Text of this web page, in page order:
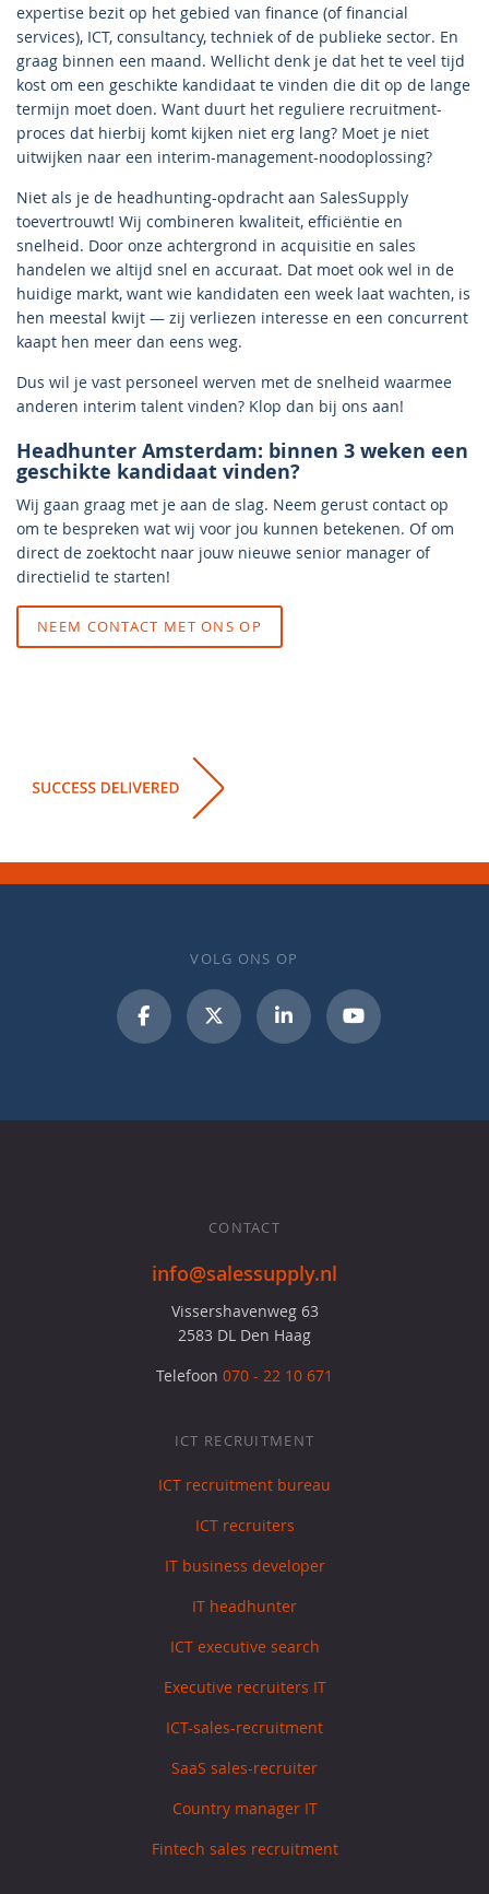
expertise bezit op het gebied van finance (of financial
services), ICT, consultancy, techniek of de publieke sector. En
graag binnen een maand. Wellicht denk je dat het te veel tijd
kost om een geschikte kandidaat te vinden die dit op de lange
termijn moet doen. Want duurt het reguliere recruitment-
proces dat hierbij komt kijken niet erg lang? Moet je niet
uitwijken naar een interim-management-noodoplossing?
Niet als je de headhunting-opdracht aan SalesSupply
toevertrouwt! Wij combineren kwaliteit, efficiëntie en
snelheid. Door onze achtergrond in acquisitie en sales
handelen we altijd snel en accuraat. Dat moet ook wel in de
huidige markt, want wie kandidaten een week laat wachten, is
hen meestal kwijt — zij verliezen interesse en een concurrent
kaapt hen meer dan eens weg.
Dus wil je vast personeel werven met de snelheid waarmee
anderen interim talent vinden? Klop dan bij ons aan!
Headhunter Amsterdam: binnen 3 weken een
geschikte kandidaat vinden?
Wij gaan graag met je aan de slag. Neem gerust contact op
om te bespreken wat wij voor jou kunnen betekenen. Of om
direct de zoektocht naar jouw nieuwe senior manager of
directielid te starten!
NEEM CONTACT MET ONS OP
VOLG ONS OP
CONTACT
info@salessupply.nl
Vissershavenweg 63
2583 DL Den Haag
Telefoon 070 - 22 10 671
ICT RECRUITMENT
ICT recruitment bureau
ICT recruiters
IT business developer
IT headhunter
ICT executive search
Executive recruiters IT
ICT-sales-recruitment
SaaS sales-recruiter
Country manager IT
Fintech sales recruitment